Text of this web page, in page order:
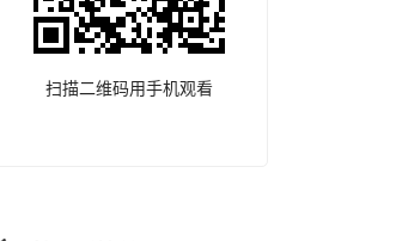
扫描二维码用手机观看